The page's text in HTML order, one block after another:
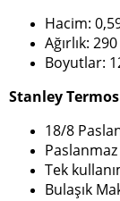
Hacim:
Ağırlık:
Boyutlar:
Stanley
18/8
Tek
Bulaşık